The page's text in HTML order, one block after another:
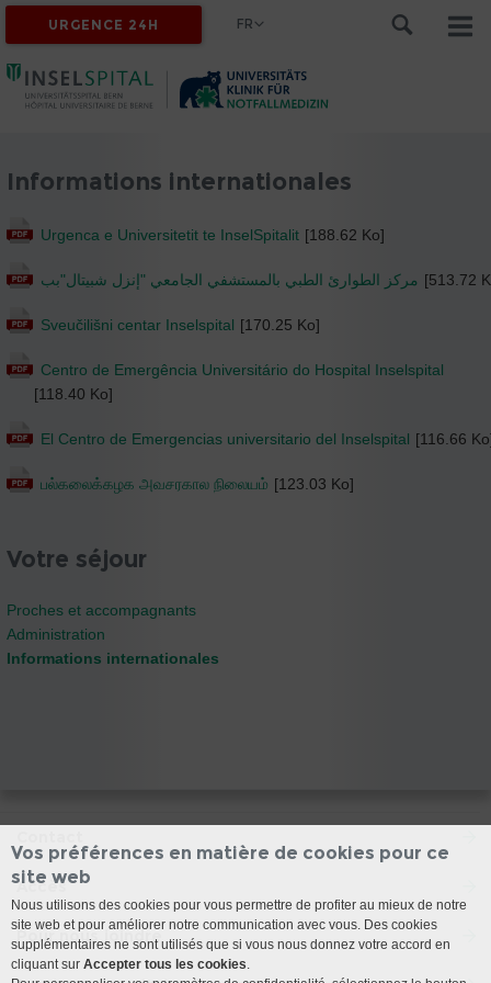
URGENCE 24H FR
Informations internationales
Urgenca e Universitetit te InselSpitalit [188.62 Ko]
[513.72
Sveučilišni centar Inselspital [170.25 Ko]
Centro de Emergência Universitário do Hospital Inselspital
[118.40 Ko]
El Centro de Emergencias universitario del Inselspital [116.66
பல்கலைக்கழக அவசரகால நிலையம் [123.03 Ko]
Votre séjour
Proches et accompagnants
Administration
Informations internationales
Accès
Pour nous joindre
Vos préférences en matière de cookies pour ce
site web
Nous utilisons des cookies pour vous permettre de profiter au mieux de notre
site web et pour améliorer notre communication avec vous. Des cookies
supplémentaires ne sont utilisés que si vous nous donnez votre accord en
cliquant sur Accepter tous les cookies.